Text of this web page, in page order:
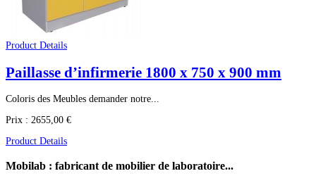
Product Details
Paillasse d’infirmerie 1800 x 750 x 900 mm
Coloris des Meubles demander notre...
Prix : 2655,00 €
Product Details
Mobilab : fabricant de mobilier de laboratoire...